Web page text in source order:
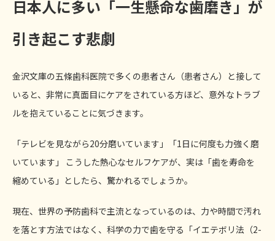
日本人に多い「一生懸命な歯磨き」が
引き起こす悲劇
金沢文庫の五條歯科医院で多くの患者さん（患者さん）と接して
いると、非常に真面目にケアをされている方ほど、意外なトラブ
ルを抱えていることに気づきます。
「テレビを見ながら20分磨いています」「1日に何度も力強く磨
いています」 こうした熱心なセルフケアが、実は「歯を寿命を
縮めている」としたら、驚かれるでしょうか。
現在、世界の予防歯科で主流となっているのは、力や時間で汚れ
を落とす方法ではなく、科学の力で歯を守る「イエテボリ法（2-